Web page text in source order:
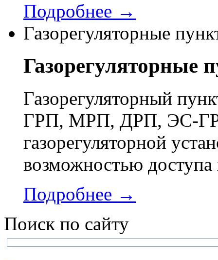
Подробнее →
Газорегуляторные
Газорегуляторные
Газорегуляторный
ГРП, МРП, ДРП, ЭС-
газорегуляторной
возможностью доступа
Подробнее →
Поиск по сайту